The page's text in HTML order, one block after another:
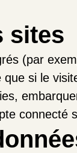
sites
(par
si le
connecté